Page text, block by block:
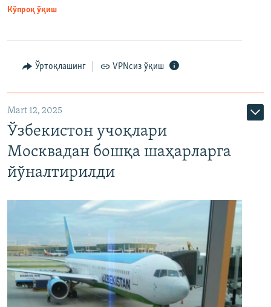
Кўпроқ ўқиш
Ўртоқлашинг VPNсиз ўқиш
Mart 12, 2025
Ўзбекистон учоқлари
Москвадан бошқа шаҳарларга
йўналтирилди